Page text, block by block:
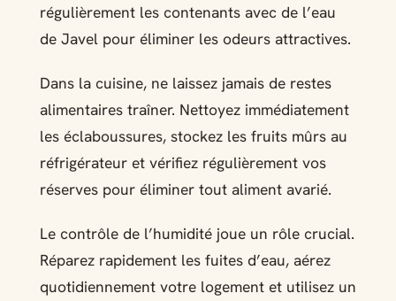
régulièrement les contenants avec de l’eau
de Javel pour éliminer les odeurs attractives.
Dans la cuisine, ne laissez jamais de restes
alimentaires traîner. Nettoyez immédiatement
les éclaboussures, stockez les fruits mûrs au
réfrigérateur et vérifiez régulièrement vos
réserves pour éliminer tout aliment avarié.
Le contrôle de l’humidité joue un rôle crucial.
Réparez rapidement les fuites d’eau, aérez
quotidiennement votre logement et utilisez un